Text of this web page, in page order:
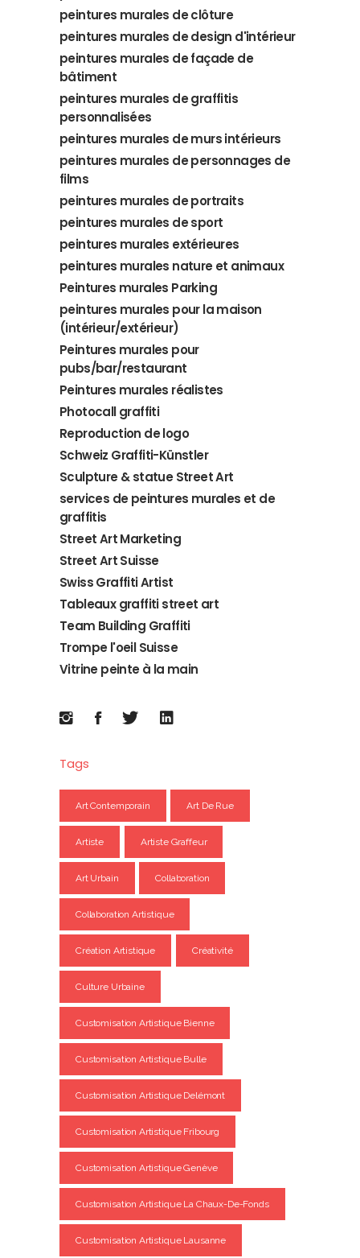
peintures murales de clôture
peintures murales de design d'intérieur
peintures murales de façade de
bâtiment
peintures murales de graffitis
personnalisées
peintures murales de murs intérieurs
peintures murales de personnages de
films
peintures murales de portraits
peintures murales de sport
peintures murales extérieures
peintures murales nature et animaux
Peintures murales Parking
peintures murales pour la maison
(intérieur/extérieur)
Peintures murales pour
pubs/bar/restaurant
Peintures murales réalistes
Photocall graffiti
Reproduction de logo
Schweiz Graffiti-Künstler
Sculpture & statue Street Art
services de peintures murales et de
graffitis
Street Art Marketing
Street Art Suisse
Swiss Graffiti Artist
Tableaux graffiti street art
Team Building Graffiti
Trompe l'oeil Suisse
Vitrine peinte à la main
Tags
Art Contemporain Art De Rue
Artiste Artiste Graffeur
Art Urbain Collaboration
Collaboration Artistique
Création Artistique Créativité
Culture Urbaine
Customisation Artistique Bienne
Customisation Artistique Bulle
Customisation Artistique Delémont
Customisation Artistique Fribourg
Customisation Artistique Genève
Customisation Artistique La Chaux-De-Fonds
Customisation Artistique Lausanne